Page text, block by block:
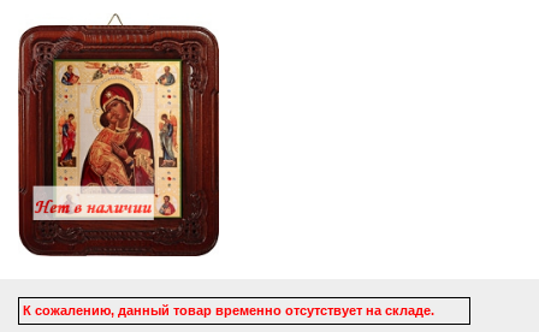
К сожалению, данный товар временно отсутствует на складе.